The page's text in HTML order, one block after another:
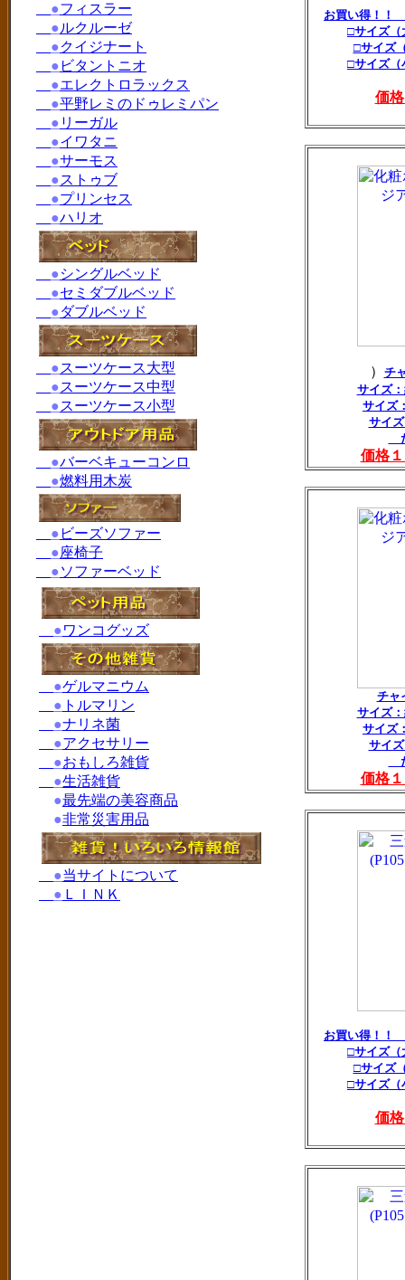
お買い得！！
□サイズ（
□サイズ
□サイズ
価
） チ
サイズ
サイズ
サイ
価格
チャ
サイズ
サイズ
サイ
価格
お買い得！！
□サイズ（
□サイズ
□サイズ
価
●フィスラー
●ルクルーゼ
●クイジナート
● ビタントニオ
●エレクトロラックス
●平野レミのドゥレミパン
● リーガル
●イワタニ
●サーモス
●ストゥブ
●プリンセス
●ハリオ
●シングルベッド
●セミダブルベッド
●ダブルベッド
●スーツケース大型
●スーツケース中型
●スーツケース小型
●バーベキューコンロ
●燃料用木炭
● ビーズソファー
●座椅子
●ソファーベッド
●ワンコグッズ
●ゲルマニウム
● トルマリン
●ナリネ菌
●アクセサリー
●おもしろ雑貨
●生活雑貨
●最先端の美容商品
●非常災害用品
●当サイトについて
● ＬＩＮＫ